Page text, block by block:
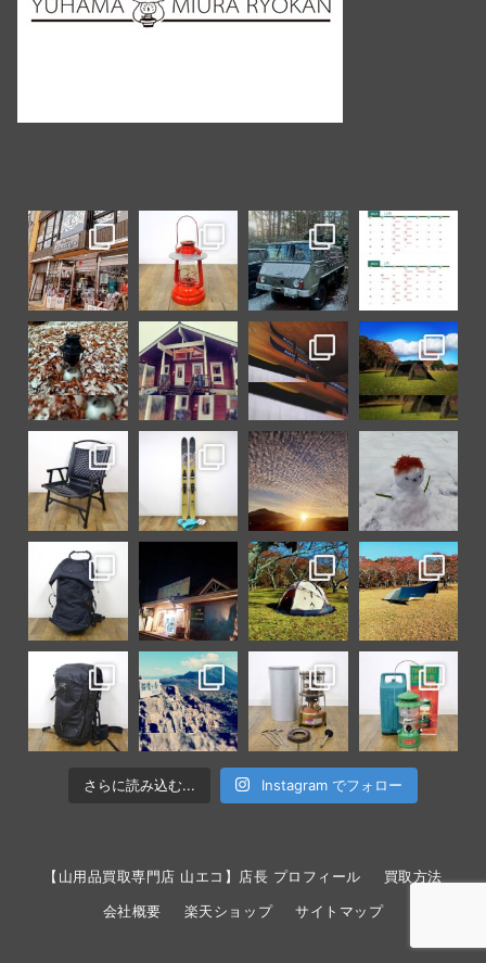
さらに読み込む... Instagram でフォロー
【山用品買取専門店 山エコ】店長 プロフィール 買取方法
会社概要 楽天ショップ サイトマップ